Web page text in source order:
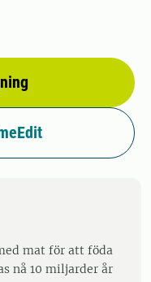
mat för att föda
nå 10 miljarder år